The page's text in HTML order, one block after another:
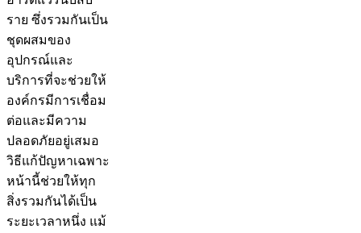
ราย ซึ่งรวมกันเป็น
ชุดผสมของ
อุปกรณ์และ
บริการที่จะช่วยให้
องค์กรมีการเชื่อม
ต่อและมีความ
ปลอดภัยอยู่เสมอ
วิธีแก้ปัญหาเฉพาะ
หน้านี้ช่วยให้ทุก
สิ่งรวมกันได้เป็น
ระยะเวลาหนึ่ง แม้